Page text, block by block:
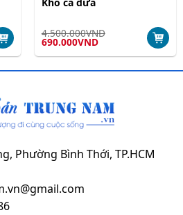
4.500.000VND
Giá
là:
4.500.000VND.
690.000VNDGiá
tại
là:
Phường Bình Thới, TP.HCM